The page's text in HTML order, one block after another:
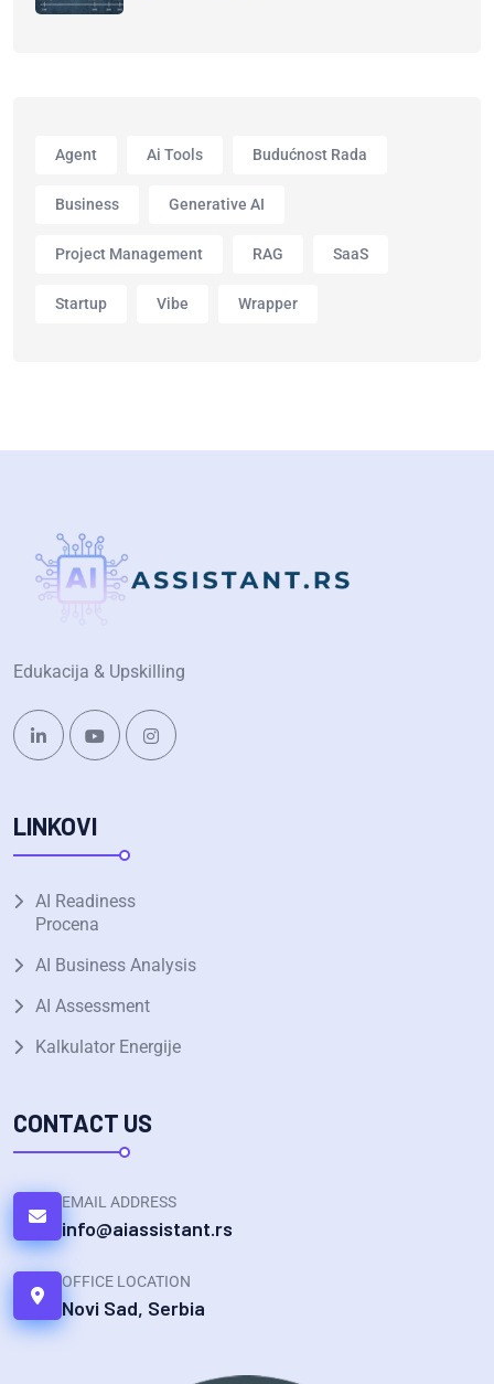
Agent Ai Tools Budućnost Rada
Business Generative AI
Project Management RAG SaaS
Startup Vibe Wrapper
Edukacija & Upskilling
LINKOVI
AI Readiness
Procena
AI Business Analysis
AI Assessment
Kalkulator Energije
CONTACT US
EMAIL ADDRESS
info@aiassistant.rs
OFFICE LOCATION
Novi Sad, Serbia